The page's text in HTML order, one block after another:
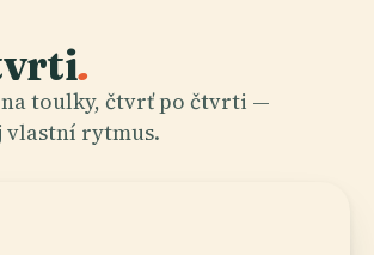
.
na toulky, čtvrť po čtvrti —
vlastní rytmus.